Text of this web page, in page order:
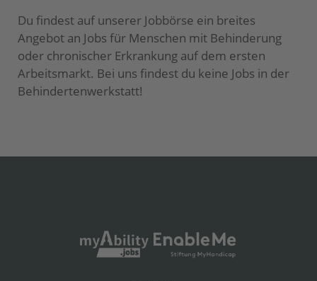
Du findest auf unserer Jobbörse ein breites
Angebot an Jobs für Menschen mit Behinderung
oder chronischer Erkrankung auf dem ersten
Arbeitsmarkt. Bei uns findest du keine Jobs in der
Behindertenwerkstatt!